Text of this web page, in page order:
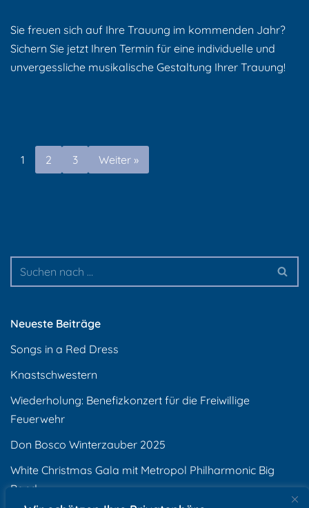
Sie freuen sich auf Ihre Trauung im kommenden Jahr?
Sichern Sie jetzt Ihren Termin für eine individuelle und
unvergessliche musikalische Gestaltung Ihrer Trauung!
1 2 3 Weiter »
Neueste Beiträge
Songs in a Red Dress
Knastschwestern
Wiederholung: Benefizkonzert für die Freiwillige
Feuerwehr
Don Bosco Winterzauber 2025
White Christmas Gala mit Metropol Philharmonic Big
Band